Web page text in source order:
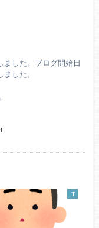
ました。ブログ開始日
した。
IT